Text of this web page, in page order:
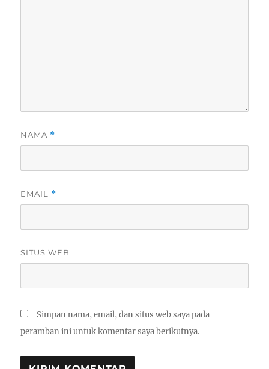
NAMA *
EMAIL *
SITUS WEB
Simpan nama, email, dan situs web saya pada
peramban ini untuk komentar saya berikutnya.